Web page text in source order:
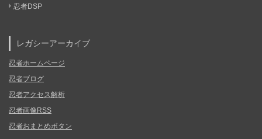
忍者DSP
レガシーアーカイブ
忍者ホームページ
忍者ブログ
忍者アクセス解析
忍者画像RSS
忍者おまとめボタン